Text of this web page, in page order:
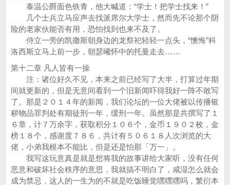
泰温公爵面色铁青，他大喊道：“学士！把学士找来！”
几个士兵立马应声去找派席尔大学士，然而先不论那个阴
险的老家伙能否有用，恐怕找到也来不及了。
侍立一旁的凯撒斯朝身边的龙祭祀轻轻一点头，“懊悔”科
洛西斯立马上前一步，朝瑟曦怀中的托曼走去……
第十二章 凡人皆有一操
注：诸位好久不见，本来之前已经写了大半，打算过年期
间就更新的，但是无意间看到一个旧新闻吓得我好一阵不敢写
了。那是２０１４年的新闻，我们论坛的一位大佬被以传播银
秽物品罪判处有期徒刑一年，缓刑一年。虽然那是共撰写了１
６章，计７万余字，获取积分１０６个，金币１９０２枚，金
榜１８个，感谢度７８６，共计有５０６１８人次浏览的大
佬，小弟我根本不能比，但是还是怕那「万一」。
我写这玩意真是就是想将我的故事讲给大家听，没有任何
恶意和破坏社会秩序的意思，我就搞不明白了，咸湿怎么就会
成为禁忌，这人的一生为的不就是吃饭睡觉嘿嘿嘿吗，繁衍本